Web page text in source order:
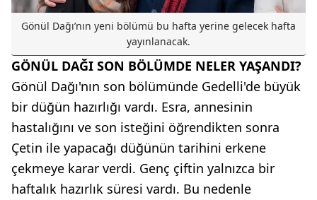
Gönül Dağı’nın yeni bölümü bu hafta yerine gelecek hafta
yayınlanacak.
GÖNÜL DAĞI SON BÖLÜMDE NELER YAŞANDI?
Gönül Dağı'nın son bölümünde Gedelli'de büyük
bir düğün hazırlığı vardı. Esra, annesinin
hastalığını ve son isteğini öğrendikten sonra
Çetin ile yapacağı düğünün tarihini erkene
çekmeye karar verdi. Genç çiftin yalnızca bir
haftalık hazırlık süresi vardı. Bu nedenle